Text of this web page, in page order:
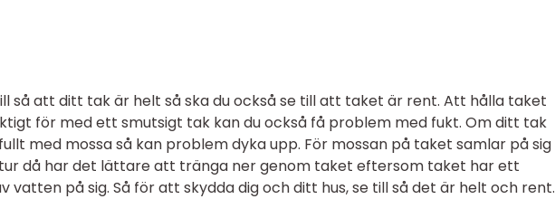
så att ditt tak är helt så ska du också se till att taket är rent. Att hålla taket
för med ett smutsigt tak kan du också få problem med fukt. Om ditt tak
med mossa så kan problem dyka upp. För mossan på taket samlar på sig
då har det lättare att tränga ner genom taket eftersom taket har ett
vatten på sig. Så för att skydda dig och ditt hus, se till så det är helt och rent.